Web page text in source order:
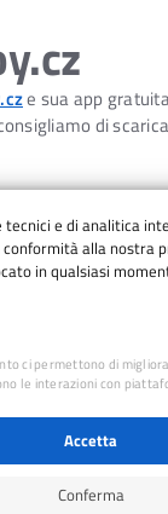
e sua app
di
OsmAnd.
e di analitica
alla nostra
in qualsiasi
ci permettono di
le interazioni con
Accetta
Conferma